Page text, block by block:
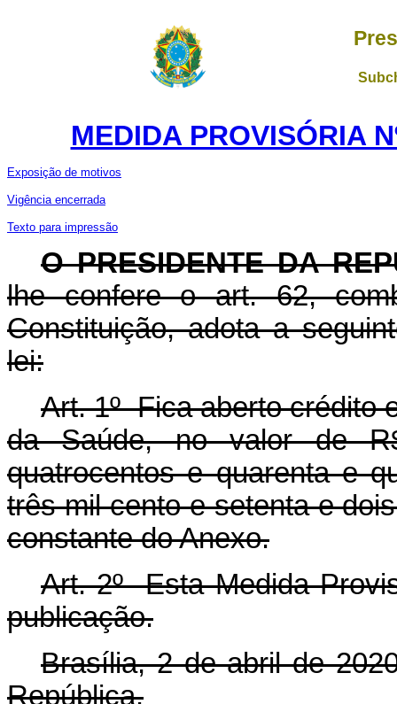
MEDIDA PROVISÓRIA
Exposição de motivos
Vigência encerrada
Texto para impressão
O PRESIDENTE DA
lhe confere o art. 62,
Constituição, adota a
lei:
Art. 1º Fica aberto crédito
da Saúde, no valor de
quatrocentos e quarenta e
três mil cento e setenta e
constantedo Anexo.
Art. 2º Esta Medida
publicação.
Brasília, 2 de abril de
República.